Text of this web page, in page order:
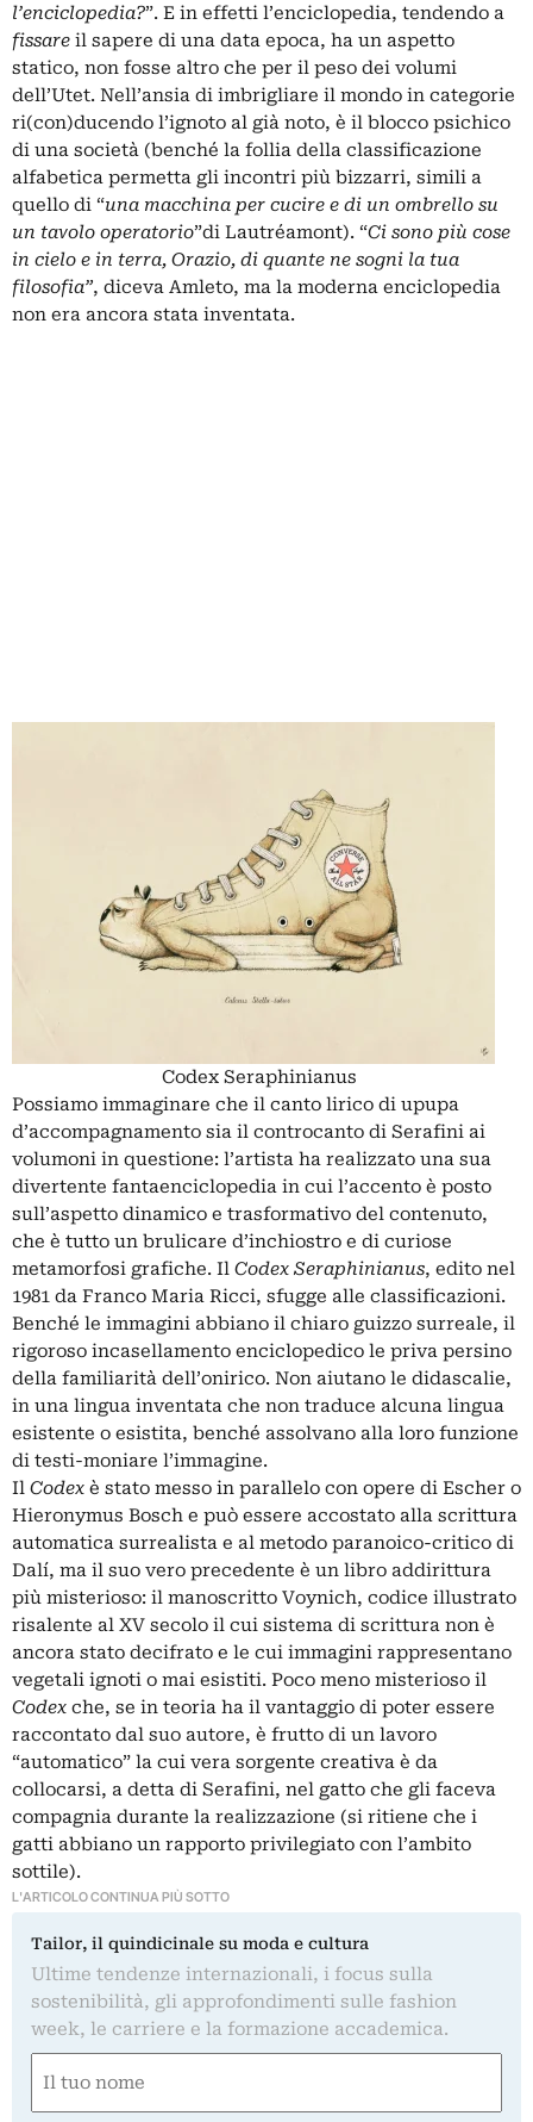
l’enciclopedia?”. E in effetti l’enciclopedia, tendendo a
fissare il sapere di una data epoca, ha un aspetto
statico, non fosse altro che per il peso dei volumi
dell’Utet. Nell’ansia di imbrigliare il mondo in categorie
ri(con)ducendo l’ignoto al già noto, è il blocco psichico
di una società (benché la follia della classificazione
alfabetica permetta gli incontri più bizzarri, simili a
quello di “una macchina per cucire e di un ombrello su
un tavolo operatorio”di Lautréamont). “Ci sono più cose
in cielo e in terra, Orazio, di quante ne sogni la tua
filosofia”, diceva Amleto, ma la moderna enciclopedia
non era ancora stata inventata.
Codex Seraphinianus
Possiamo immaginare che il canto lirico di upupa
d’accompagnamento sia il controcanto di Serafini ai
volumoni in questione: l’artista ha realizzato una sua
divertente fantaenciclopedia in cui l’accento è posto
sull’aspetto dinamico e trasformativo del contenuto,
che è tutto un brulicare d’inchiostro e di curiose
metamorfosi grafiche. Il Codex Seraphinianus, edito nel
1981 da Franco Maria Ricci, sfugge alle classificazioni.
Benché le immagini abbiano il chiaro guizzo surreale, il
rigoroso incasellamento enciclopedico le priva persino
della familiarità dell’onirico. Non aiutano le didascalie,
in una lingua inventata che non traduce alcuna lingua
esistente o esistita, benché assolvano alla loro funzione
di testi-moniare l’immagine.
Il Codex è stato messo in parallelo con opere di Escher o
Hieronymus Bosch e può essere accostato alla scrittura
automatica surrealista e al metodo paranoico-critico di
Dalí, ma il suo vero precedente è un libro addirittura
più misterioso: il manoscritto Voynich, codice illustrato
risalente al XV secolo il cui sistema di scrittura non è
ancora stato decifrato e le cui immagini rappresentano
vegetali ignoti o mai esistiti. Poco meno misterioso il
Codex che, se in teoria ha il vantaggio di poter essere
raccontato dal suo autore, è frutto di un lavoro
“automatico” la cui vera sorgente creativa è da
collocarsi, a detta di Serafini, nel gatto che gli faceva
compagnia durante la realizzazione (si ritiene che i
gatti abbiano un rapporto privilegiato con l’ambito
sottile).
L'ARTICOLO CONTINUA PIÙ SOTTO
Tailor, il quindicinale su moda e cultura
Ultime tendenze internazionali, i focus sulla
sostenibilità, gli approfondimenti sulle fashion
week, le carriere e la formazione accademica.
(Obbligatorio)